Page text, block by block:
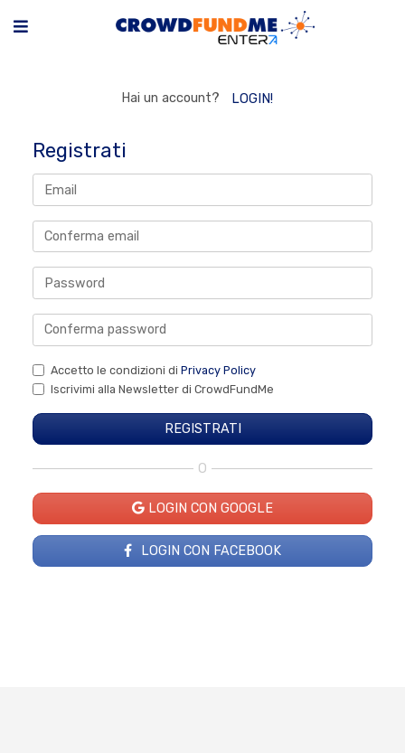
Hai un account? LOGIN!
Registrati
Accetto le condizioni di Privacy Policy
Iscrivimi alla Newsletter di CrowdFundMe
O
LOGIN CON GOOGLE
LOGIN CON FACEBOOK